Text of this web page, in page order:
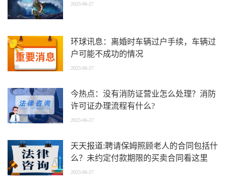
2023-06-27
环球讯息：离婚时车辆过户手续，车辆过
户可能不成功的情况
2023-06-27
今热点：没有消防证营业怎么处理？消防
许可证办理流程有什么?
2023-06-27
天天报道:聘请保姆照顾老人的合同包括什
么？未约定付款期限的买卖合同看这里
2023-06-27